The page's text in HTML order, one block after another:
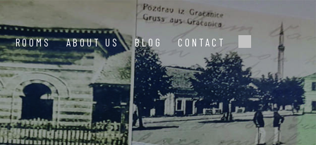
ROOMS ABOUT US BLOG CONTACT